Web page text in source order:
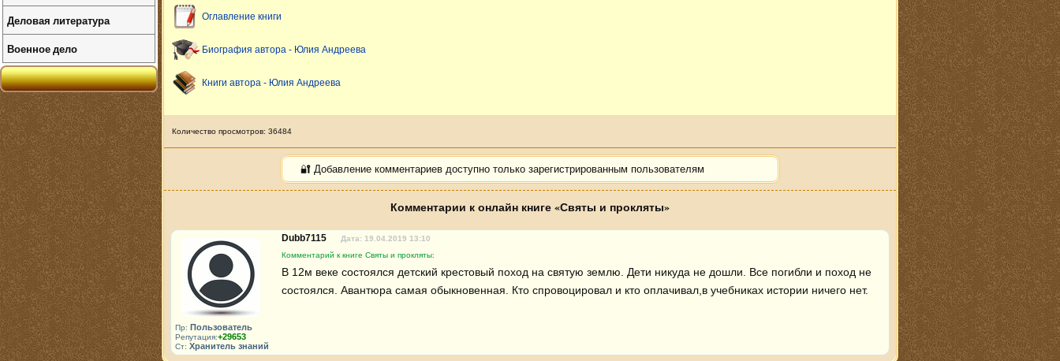
Оглавление книги
Биография автора - Юлия Андреева
Книги автора - Юлия Андреева
Количество просмотров: 36484
🔐 Добавление комментариев доступно только зарегистрированным пользователям
Комментарии к онлайн книге «Святы и прокляты»
Пр: Пользователь
Репутация:+29653
Ст: Хранитель знаний
Dubb7115
Дата: 19.04.2019 13:10
Комментарий к книге Святы и прокляты:
В 12м веке состоялся детский крестовый поход на святую землю. Дети никуда не дошли. Все погибли и поход не
состоялся. Авантюра самая обыкновенная. Кто спровоцировал и кто оплачивал,в учебниках истории ничего нет.
Деловая литература
Военное дело